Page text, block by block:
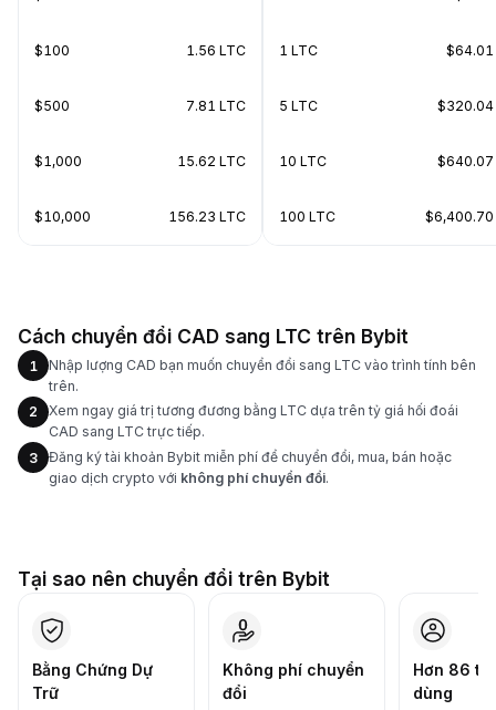
$100 1.56 LTC
$500 7.81 LTC
$1,000 15.62 LTC
$10,000 156.23 LTC
1 LTC $64.01
5 LTC $320.04
10 LTC $640.07
100 LTC $6,400.70
Cách chuyển đổi CAD sang LTC trên Bybit
1
Nhập lượng CAD bạn muốn chuyển đổi sang LTC vào trình tính bên
trên.
2
Xem ngay giá trị tương đương bằng LTC dựa trên tỷ giá hối đoái
CAD sang LTC trực tiếp.
3
Đăng ký tài khoản Bybit miễn phí để chuyển đổi, mua, bán hoặc
giao dịch crypto với không phí chuyển đổi.
Tại sao nên chuyển đổi trên Bybit
Bằng Chứng Dự
Trữ
Không phí chuyển
đổi
Hơn 86
dùng